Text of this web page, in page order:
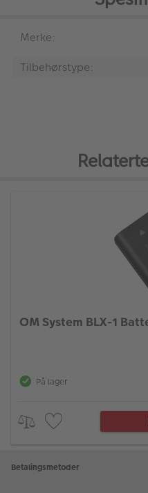
Merke:
Tilbehørstype:
OM System BLX-1
På lager
Betalingsmetoder